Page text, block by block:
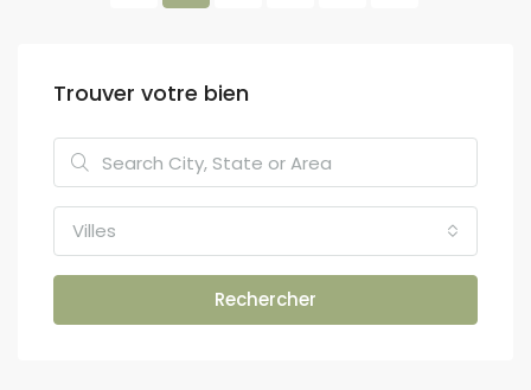
Trouver votre bien
Villes
Rechercher